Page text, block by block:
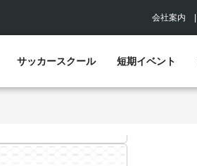
会社案内
サッカースクール 短期イベント